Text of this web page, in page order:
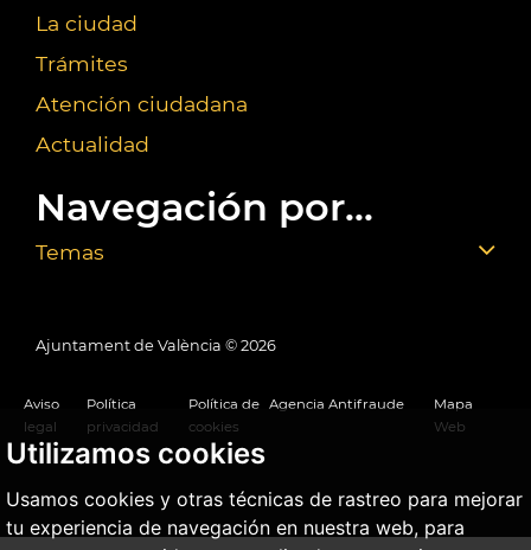
Utilizamos cookies
Usamos cookies y otras técnicas de rastreo para mejorar
tu experiencia de navegación en nuestra web, para
La ciudad
Trámites
Atención ciudadana
Actualidad
Navegación por...
Temas
Ajuntament de València © 2026
Aviso
legal
Política
privacidad
Política de
cookies
Agencia Antifraude
Mapa
Web